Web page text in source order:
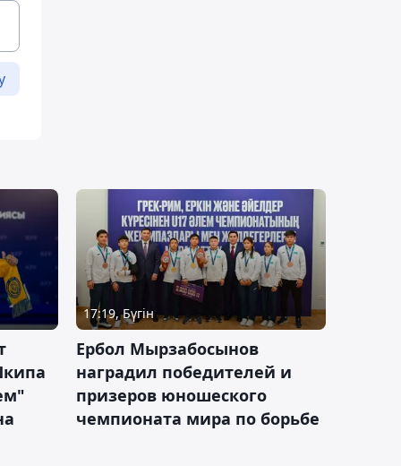
17:19, Бүгін
Ербол Мырзабосынов
наградил победителей и
призеров юношеского
чемпионата мира по борьбе